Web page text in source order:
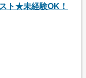
ト★未経験OK！